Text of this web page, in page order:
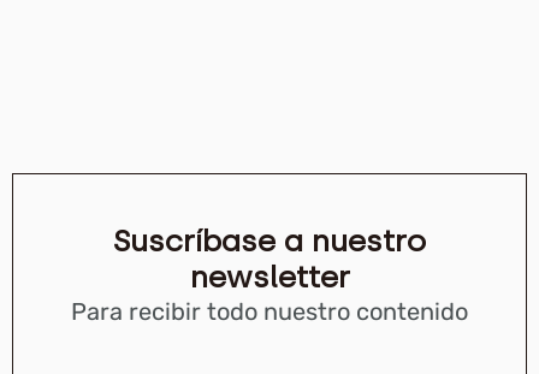
Suscríbase a nuestro
newsletter
Para recibir todo nuestro contenido